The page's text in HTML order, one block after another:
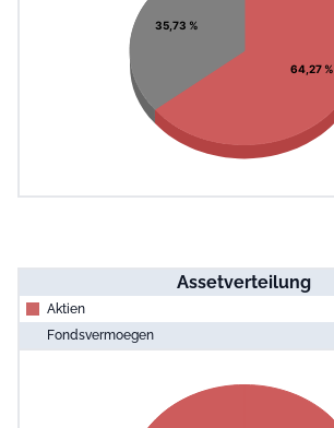
64,27 %
35,73 %
Assetverteilung
Aktien
Fondsvermoegen
Pie chart with 1 slice.
View as data table, Chart